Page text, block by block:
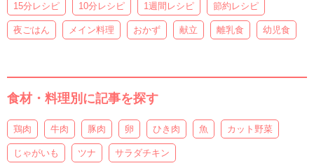
15分レシピ 10分レシピ 1週間レシピ 節約レシピ
夜ごはん メイン料理 おかず 献立 離乳食 幼児食
食材・料理別に記事を探す
鶏肉 牛肉 豚肉 卵 ひき肉 魚 カット野菜
じゃがいも ツナ サラダチキン